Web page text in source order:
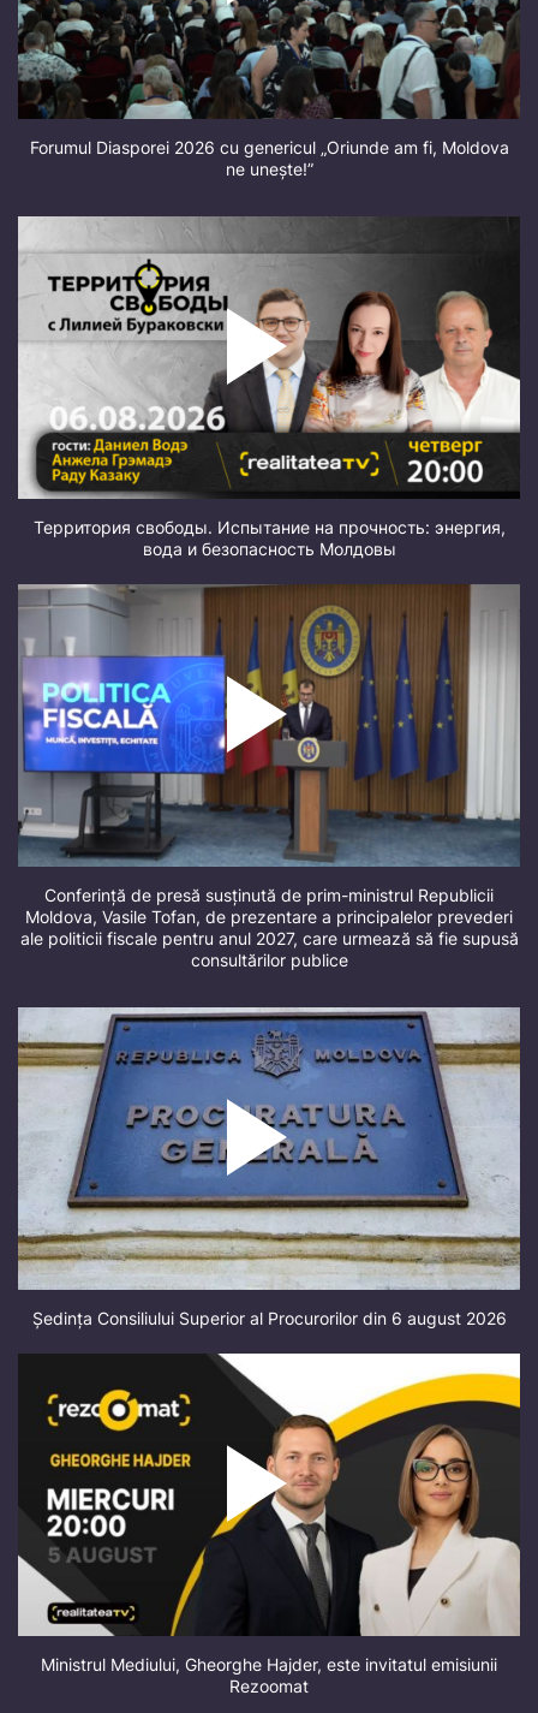
Forumul Diasporei 2026 cu genericul „Oriunde am fi, Moldova
ne unește!”
Территория свободы. Испытание на прочность: энергия,
вода и безопасность Молдовы
Conferință de presă susținută de prim-ministrul Republicii
Moldova, Vasile Tofan, de prezentare a principalelor prevederi
ale politicii fiscale pentru anul 2027, care urmează să fie supusă
consultărilor publice
Ședința Consiliului Superior al Procurorilor din 6 august 2026
Ministrul Mediului, Gheorghe Hajder, este invitatul emisiunii
Rezoomat